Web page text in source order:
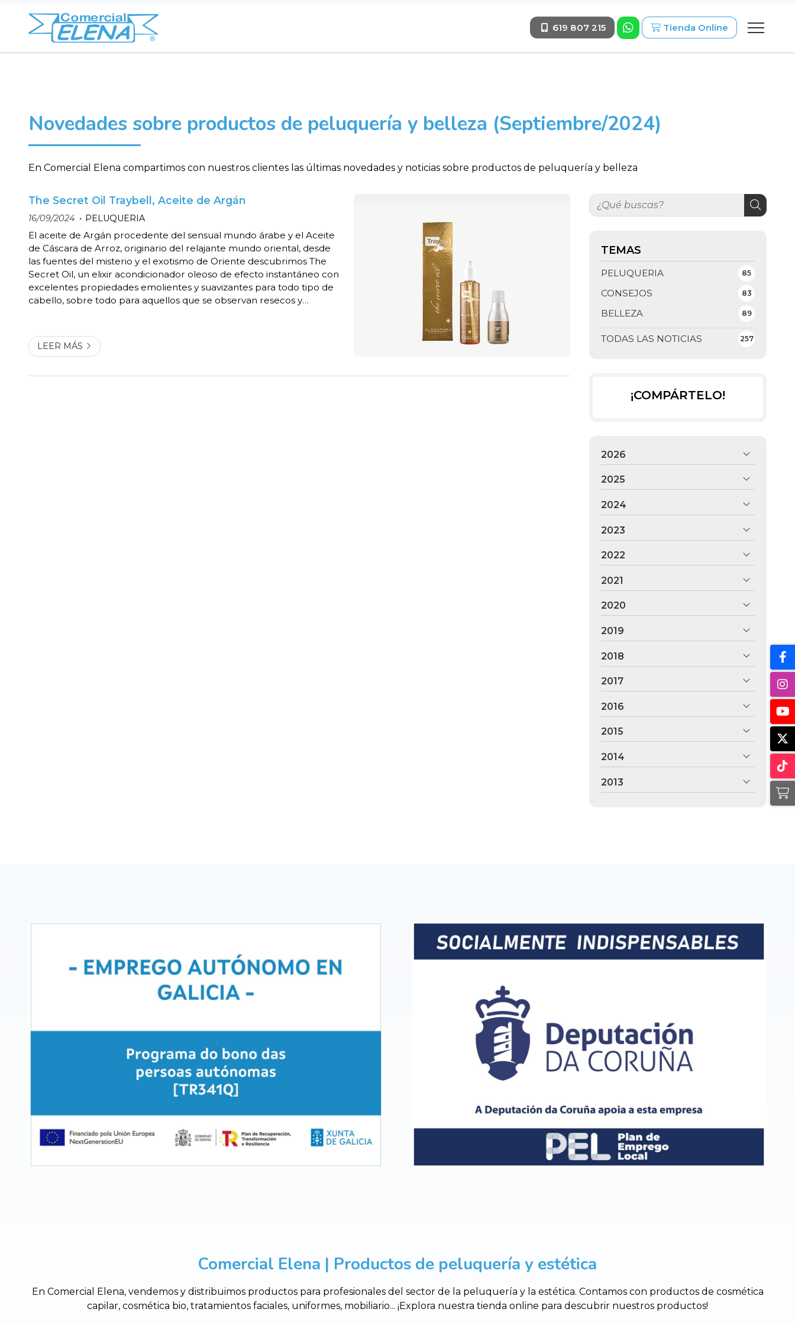
619 807 215 Tienda Online
Novedades sobre productos de peluquería y belleza (Septiembre/2024)
En Comercial Elena compartimos con nuestros clientes las últimas novedades y noticias sobre productos de peluquería y belleza
TEMAS
TODAS LAS NOTICIAS 257
PELUQUERIA 85
CONSEJOS 83
BELLEZA 89
The Secret Oil Traybell, Aceite de Argán
16/09/2024 PELUQUERIA
El aceite de Argán procedente del sensual mundo árabe y el Aceite
de Cáscara de Arroz, originario del relajante mundo oriental, desde
las fuentes del misterio y el exotismo de Oriente descubrimos The
Secret Oil, un elixir acondicionador oleoso de efecto instantáneo con
excelentes propiedades emolientes y suavizantes para todo tipo de
cabello, sobre todo para aquellos que se observan resecos y
LEER MÁS
¡COMPÁRTELO!
2026
2025
2024
2023
2022
2021
2020
2019
2018
2017
2016
2015
2014
2013
Comercial Elena | Productos de peluquería y estética
En Comercial Elena, vendemos y distribuimos productos para profesionales del sector de la peluquería y la estética. Contamos con productos de cosmética
capilar, cosmética bio, tratamientos faciales, uniformes, mobiliario... ¡Explora nuestra tienda online para descubrir nuestros productos!